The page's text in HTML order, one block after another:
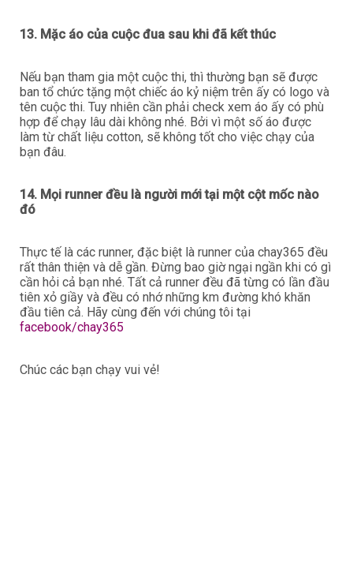
13. Mặc áo của cuộc đua sau khi đã kết thúc
Nếu bạn tham gia một cuộc thi, thì thường bạn sẽ được
ban tổ chức tặng một chiếc áo kỷ niệm trên ấy có logo và
tên cuộc thi. Tuy nhiên cần phải check xem áo ấy có phù
hợp để chạy lâu dài không nhé. Bởi vì một số áo được
làm từ chất liệu cotton, sẽ không tốt cho việc chạy của
bạn đâu.
14. Mọi runner đều là người mới tại một cột mốc nào
đó
Thực tế là các runner, đặc biệt là runner của chay365 đều
rất thân thiện và dễ gần. Đừng bao giờ ngại ngần khi có gì
cần hỏi cả bạn nhé. Tất cả runner đều đã từng có lần đầu
tiên xỏ giầy và đều có nhớ những km đường khó khăn
đầu tiên cả. Hãy cùng đến với chúng tôi tại
facebook/chay365
Chúc các bạn chạy vui vẻ!